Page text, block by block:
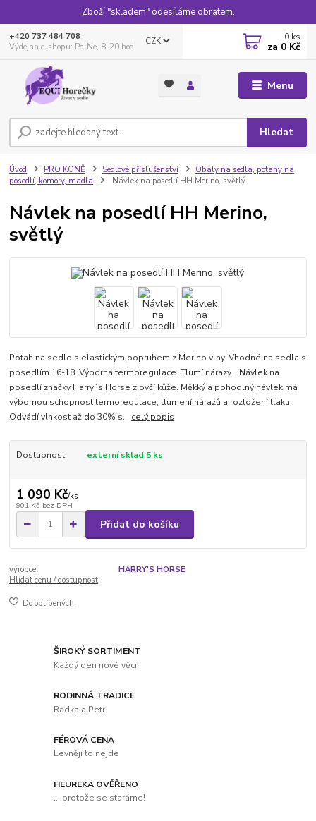
Zboží "skladem" odesíláme obratem.
Menu
CZK
Hledat
+420 737 484 708
Výdejna e-shopu: Po-Ne, 8-20 hod.
0 ks
za 0 Kč
Úvod PRO KONĚ Sedlové příslušenství
Obaly na sedla, potahy na
posedlí, komory, madla
Návlek na posedlí HH Merino, světlý
Návlek na posedlí HH Merino,
světlý
Potah na sedlo s elastickým popruhem z Merino vlny. Vhodné na sedla s
posedlím 16-18. Výborná termoregulace. Tlumí nárazy. Návlek na
posedlí značky Harry´s Horse z ovčí kůže. Měkký a pohodlný návlek má
výbornou schopnost termoregulace, tlumení nárazů a rozložení tlaku.
Odvádí vlhkost až do 30% s... celý popis
Dostupnost externí sklad 5 ks
1 090 Kč/ks
901 Kč bez DPH
Přidat do košíku
výrobce:
HARRY'S HORSE
Hlídat cenu / dostupnost
Do oblíbených
ŠIROKÝ SORTIMENT
Každý den nové věci
RODINNÁ TRADICE
Radka a Petr
FÉROVÁ CENA
Levněji to nejde
HEUREKA OVĚŘENO
... protože se staráme!